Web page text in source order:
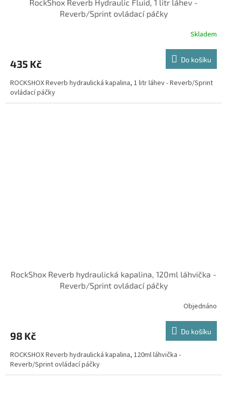
RockShox Reverb Hydraulic Fluid, 1 litr láhev -
Reverb/Sprint ovládací páčky
Skladem
435 Kč Do košíku
ROCKSHOX Reverb hydraulická kapalina, 1 litr láhev - Reverb/Sprint
ovládací páčky
RockShox Reverb hydraulická kapalina, 120ml láhvička -
Reverb/Sprint ovládací páčky
Objednáno
98 Kč Do košíku
ROCKSHOX Reverb hydraulická kapalina, 120ml láhvička -
Reverb/Sprint ovládací páčky